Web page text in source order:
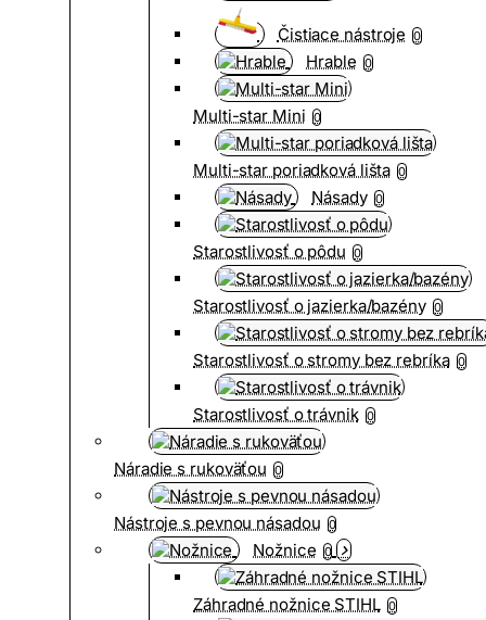
Čistiace nástroje 0
Hrable 0
Multi-star Mini 0
Multi-star poriadková lišta 0
Násady 0
Starostlivosť o pôdu 0
Starostlivosť o jazierka/bazény 0
Starostlivosť o stromy bez rebríka 0
Starostlivosť o trávnik 0
Náradie s rukoväťou 0
Nástroje s pevnou násadou 0
Nožnice 0
Záhradné nožnice STIHL 0